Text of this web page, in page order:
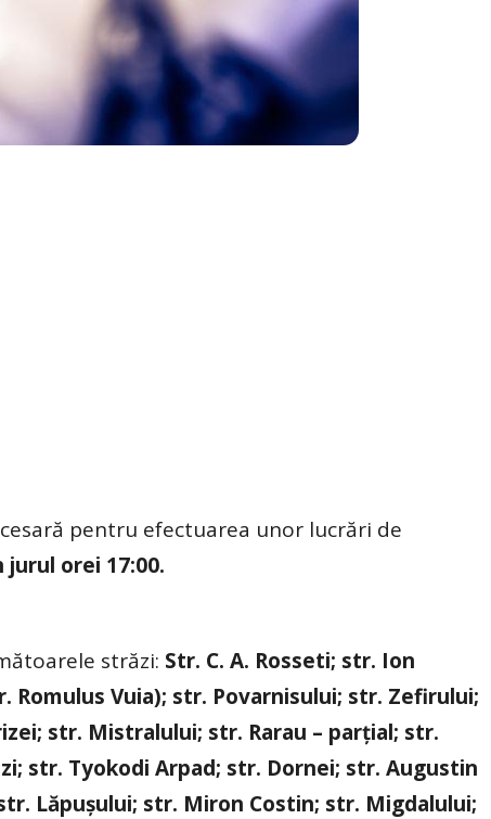
pentru efectuarea unor lucrări de
orei 17:00.
străzi: Str. C. A. Rosseti; str. Ion
Vuia); str. Povarnisului; str. Zefirului;
str. Mistralului; str. Rarau – parțial; str.
str. Tyokodi Arpad; str. Dornei; str. Augustin
Lăpușului; str. Miron Costin; str. Migdalului;